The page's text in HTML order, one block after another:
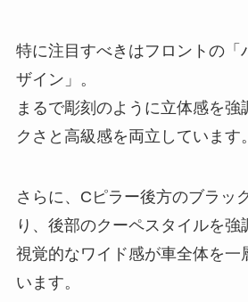
特に注目すべきはフロントの「
ザイン」。
まるで彫刻のように立体感を強
クさと高級感を両立しています。
さらに、Cピラー後方のブラッ
り、後部のクーペスタイルを強
視覚的なワイド感が車全体を一
います。